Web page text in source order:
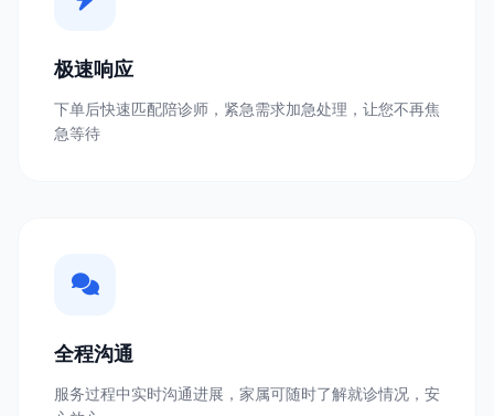
极速响应
下单后快速匹配陪诊师，紧急需求加急处理，让您不再焦
急等待
全程沟通
服务过程中实时沟通进展，家属可随时了解就诊情况，安